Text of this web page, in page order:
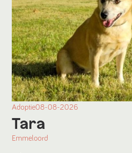
Adoptie08-08-2026
Tara
Emmeloord